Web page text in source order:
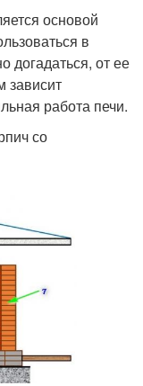
основой
в
догадаться, от ее
зависит
работа печи.
со